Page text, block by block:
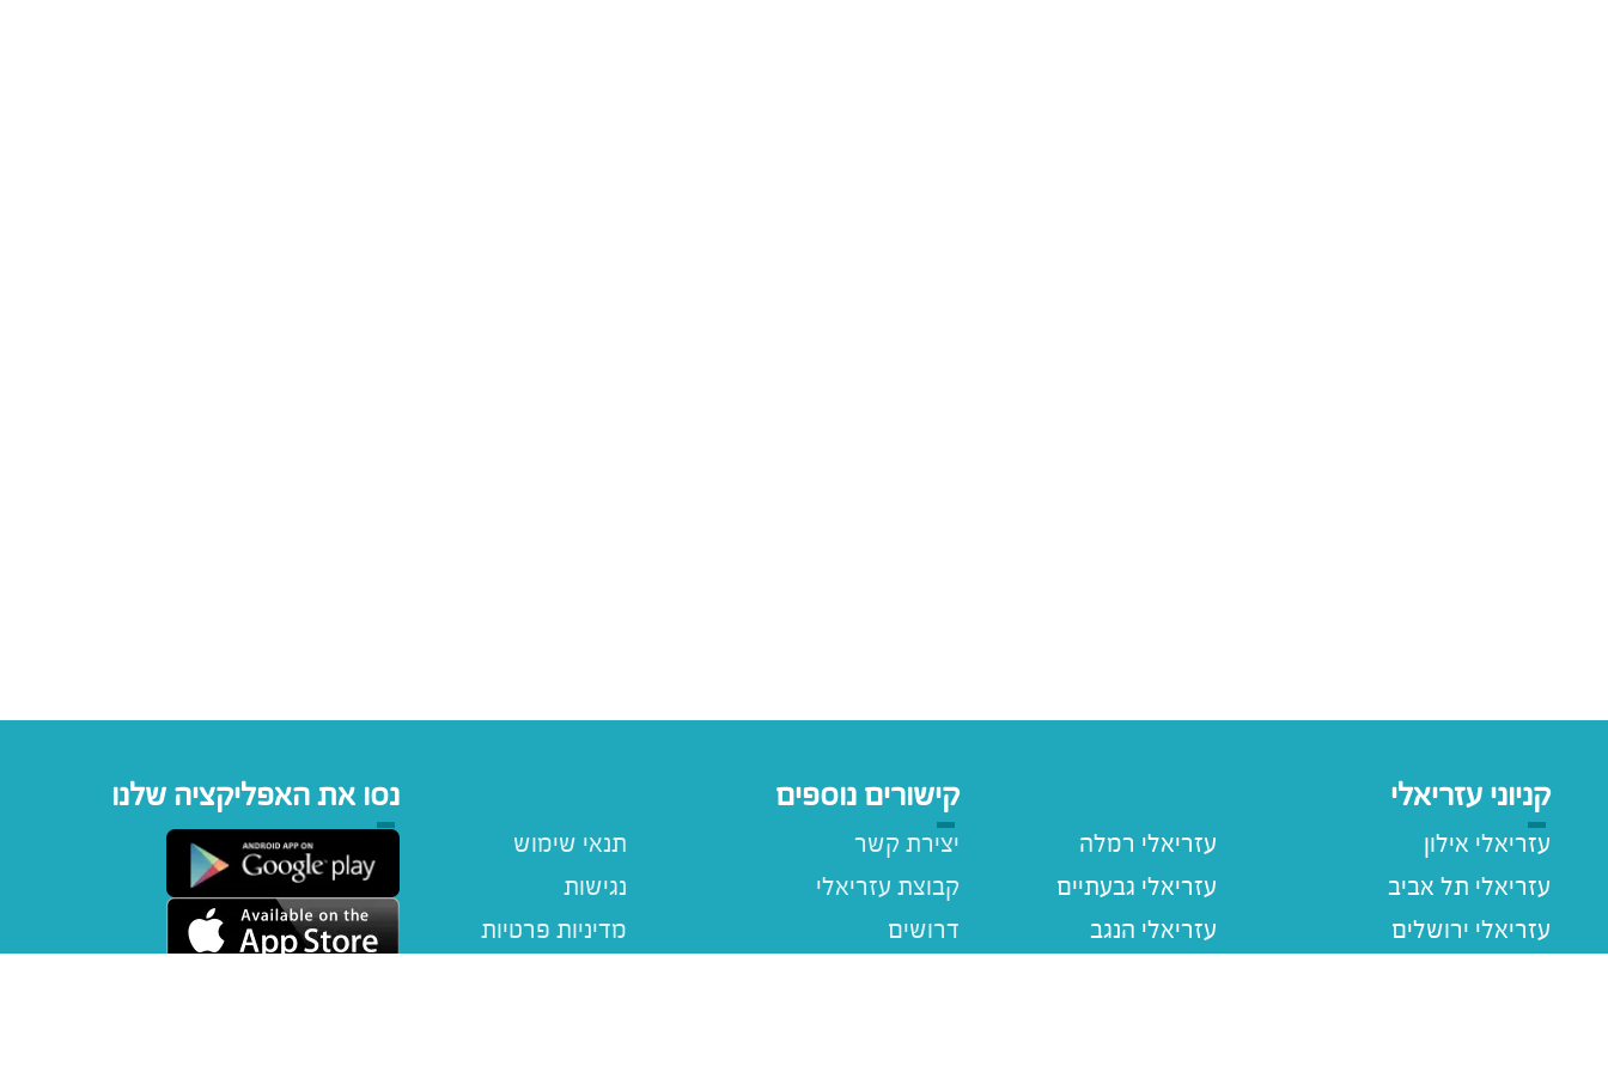
קניוני עזריאלי
עזריאלי אילון
עזריאלי תל אביב
עזריאלי ירושלים
עזריאלי רמלה
עזריאלי גבעתיים
עזריאלי הנגב
קישורים נוספים
תנאי שימוש
נגישות
מדיניות פרטיות
יצירת קשר
קבוצת עזריאלי
דרושים
נסו את האפליקציה שלנו